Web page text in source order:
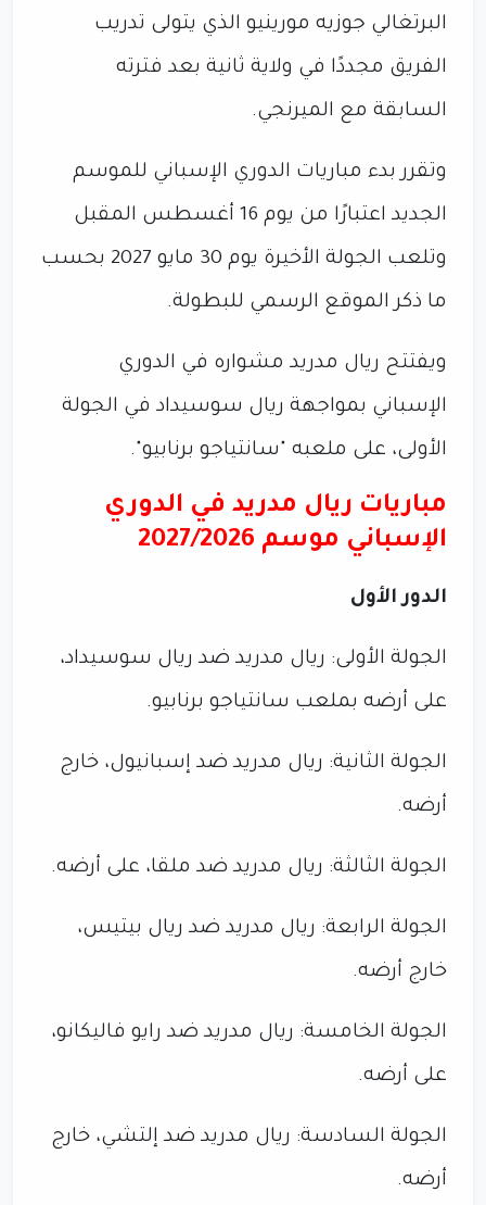
البرتغالي جوزيه مورينيو الذي يتولى تدريب
الفريق مجددًا في ولاية ثانية بعد فترته
السابقة مع الميرنجي.
وتقرر بدء مباريات الدوري الإسباني للموسم
الجديد اعتبارًا من يوم 16 أغسطس المقبل
وتلعب الجولة الأخيرة يوم 30 مايو 2027 بحسب
ما ذكر الموقع الرسمي للبطولة.
ويفتتح ريال مدريد مشواره في الدوري
الإسباني بمواجهة ريال سوسيداد في الجولة
الأولى، على ملعبه "سانتياجو برنابيو".
مباريات ريال مدريد في الدوري
الإسباني موسم 2027/2026
الدور الأول
الجولة الأولى: ريال مدريد ضد ريال سوسيداد،
على أرضه بملعب سانتياجو برنابيو.
الجولة الثانية: ريال مدريد ضد إسبانيول، خارج
أرضه.
الجولة الثالثة: ريال مدريد ضد ملقا، على أرضه.
الجولة الرابعة: ريال مدريد ضد ريال بيتيس،
خارج أرضه.
الجولة الخامسة: ريال مدريد ضد رايو فاليكانو،
على أرضه.
الجولة السادسة: ريال مدريد ضد إلتشي، خارج
أرضه.